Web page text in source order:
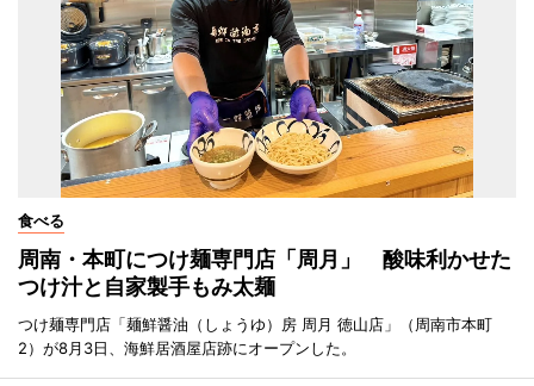
食べる
周南・本町につけ麺専門店「周月」 酸味利かせた
つけ汁と自家製手もみ太麺
つけ麺専門店「麺鮮醤油（しょうゆ）房 周月 徳山店」（周南市本町
2）が8月3日、海鮮居酒屋店跡にオープンした。